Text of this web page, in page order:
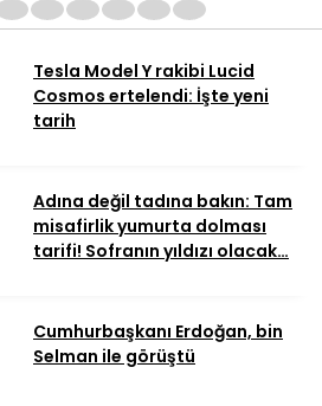
Tesla Model Y rakibi Lucid
Cosmos ertelendi: İşte yeni
tarih
Adına değil tadına bakın: Tam
misafirlik yumurta dolması
tarifi! Sofranın yıldızı olacak…
Cumhurbaşkanı Erdoğan, bin
Selman ile görüştü